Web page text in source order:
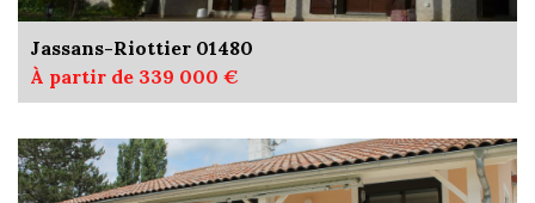
Jassans-Riottier 01480
À partir de 339 000 €